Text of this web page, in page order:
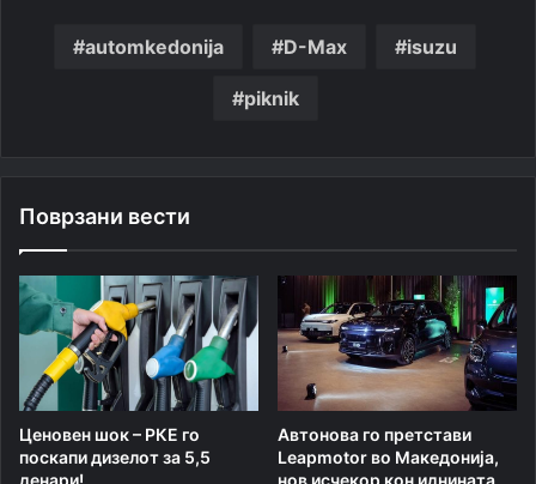
automkedonija D-Max isuzu
piknik
Поврзани вести
Ценовен шок – РКЕ го
поскапи дизелот за 5,5
денари!
Автонова го претстави
Leapmotor во Македонија,
нов исчекор кон иднината